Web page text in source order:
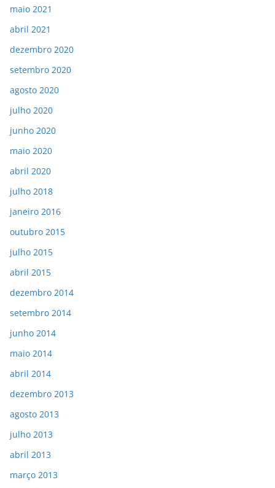
maio 2021
abril 2021
dezembro 2020
setembro 2020
agosto 2020
julho 2020
junho 2020
maio 2020
abril 2020
julho 2018
janeiro 2016
outubro 2015
julho 2015
abril 2015
dezembro 2014
setembro 2014
junho 2014
maio 2014
abril 2014
dezembro 2013
agosto 2013
julho 2013
abril 2013
março 2013